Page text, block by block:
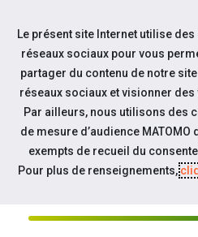
Aller au contenu
CAP EMPLOI 76 LE
Le présent site Internet utilise
réseaux sociaux pour vous
partager du contenu de notre
réseaux sociaux et visionner des
Par ailleurs, nous utilisons des
de mesure d’audience MATOMO
exempts de recueil du
Pour plus de renseignements,